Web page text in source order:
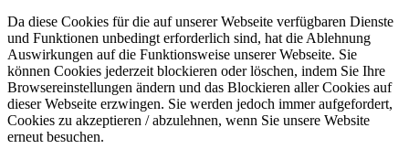
Da diese Cookies für die auf unserer Webseite verfügbaren Dienste
und Funktionen unbedingt erforderlich sind, hat die Ablehnung
Auswirkungen auf die Funktionsweise unserer Webseite. Sie
können Cookies jederzeit blockieren oder löschen, indem Sie Ihre
Browsereinstellungen ändern und das Blockieren aller Cookies auf
dieser Webseite erzwingen. Sie werden jedoch immer aufgefordert,
Cookies zu akzeptieren / abzulehnen, wenn Sie unsere Website
erneut besuchen.